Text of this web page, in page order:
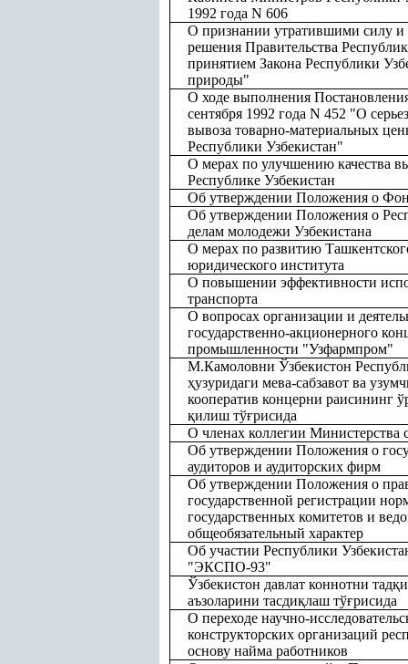
1992 года N 606
О признании утратившими силу и
решения Правительства
принятием Закона Республики
природы"
О ходе выполнения
сентября 1992 года N 452 "О
вывоза товарно-материальных
Республики Узбекистан"
О мерах по улучшению качества
Республике Узбекистан
Об утверждении Положения о
Об утверждении Положения о
делам молодежи Узбекистана
О мерах по развитию
юридического института
О повышении эффективности
транспорта
О вопросах организации и
государственно-акционерного
промышленности "Узфармпром"
М.Камоловни Ўзбекистон
ҳузуридаги мева-сабзавот ва
кооператив концерни раисининг
қилиш тўғрисида
О членах коллегии Министерства
Об утверждении Положения о
аудиторов и аудиторских фирм
Об утверждении Положения о
государственной регистрации
государственных комитетов и
общеобязательный характер
Об участии Республики
"ЭКСПО-93"
Ўзбекистон давлат коннотни тадқи
аъзоларини тасдиқлаш тўғрисида
О переходе научно-
конструкторских организаций
основу найма работников